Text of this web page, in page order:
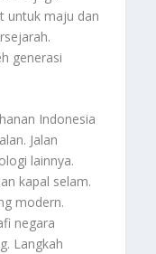
untuk maju dan
generasi
Indonesia
Jalan
lainnya.
kapal selam.
modern.
negara
Langkah